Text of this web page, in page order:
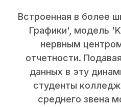
Встроенная в более
Графики', модель
нервным
отчетности.
данных в эту
студенты
среднего звена